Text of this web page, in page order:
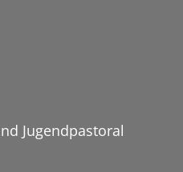
Jugendpastoral